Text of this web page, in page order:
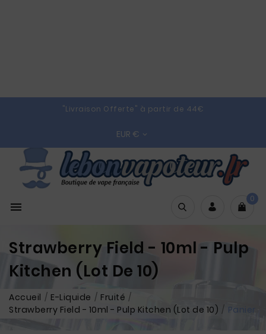
"Livraison Offerte" à partir de 44€
EUR € 

0
Strawberry Field - 10ml - Pulp
Kitchen (Lot De 10)
Accueil E-Liquide
Fruité
Strawberry Field - 10ml - Pulp Kitchen (Lot de 10)
Panier